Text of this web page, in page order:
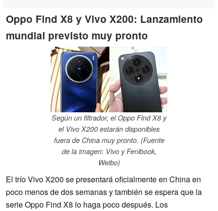
Oppo Find X8 y Vivo X200: Lanzamiento
mundial previsto muy pronto
Según un filtrador, el Oppo Find X8 y
el Vivo X200 estarán disponibles
fuera de China muy pronto. (Fuente
de la imagen: Vivo y Fenibook,
Weibo)
El trío Vivo X200 se presentará oficialmente en China en
poco menos de dos semanas y también se espera que la
serie Oppo Find X8 lo haga poco después. Los